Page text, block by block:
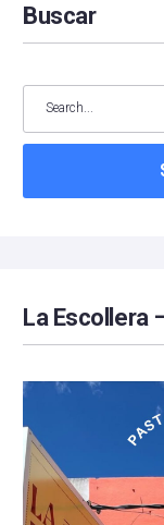
Buscar
La Escollera